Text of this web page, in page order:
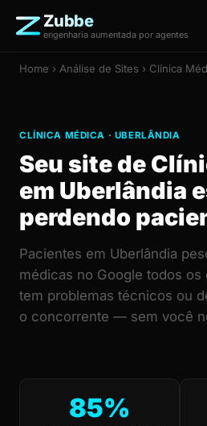
Zubbe
engenharia aumentada por agentes
Home › Análise de Sites › Clínica
CLÍNICA MÉDICA · UBERLÂNDIA
Seu site de
em Uberlândia
perdendo
Pacientes em Uberlândia
médicas no Google todos os
tem problemas técnicos ou
o concorrente — sem você
85%